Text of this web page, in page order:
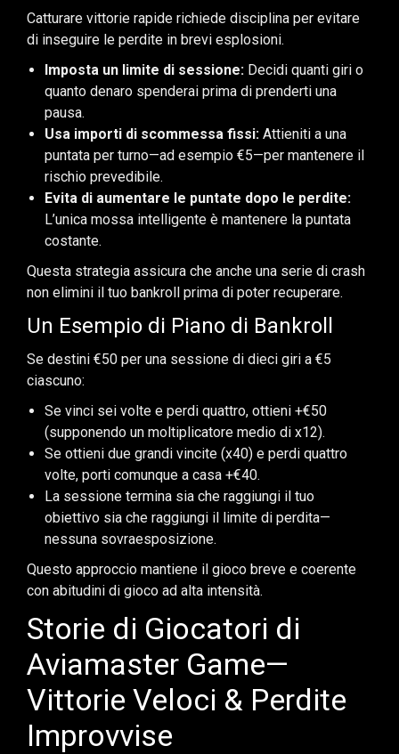
Catturare vittorie rapide richiede disciplina per evitare
di inseguire le perdite in brevi esplosioni.
Imposta un limite di sessione: Decidi quanti giri o
quanto denaro spenderai prima di prenderti una
pausa.
Usa importi di scommessa fissi: Attieniti a una
puntata per turno—ad esempio €5—per mantenere il
rischio prevedibile.
Evita di aumentare le puntate dopo le perdite:
L’unica mossa intelligente è mantenere la puntata
costante.
Questa strategia assicura che anche una serie di crash
non elimini il tuo bankroll prima di poter recuperare.
Un Esempio di Piano di Bankroll
Se destini €50 per una sessione di dieci giri a €5
ciascuno:
Se vinci sei volte e perdi quattro, ottieni +€50
(supponendo un moltiplicatore medio di x12).
Se ottieni due grandi vincite (x40) e perdi quattro
volte, porti comunque a casa +€40.
La sessione termina sia che raggiungi il tuo
obiettivo sia che raggiungi il limite di perdita—
nessuna sovraesposizione.
Questo approccio mantiene il gioco breve e coerente
con abitudini di gioco ad alta intensità.
Storie di Giocatori di
Aviamaster Game—
Vittorie Veloci & Perdite
Improvvise